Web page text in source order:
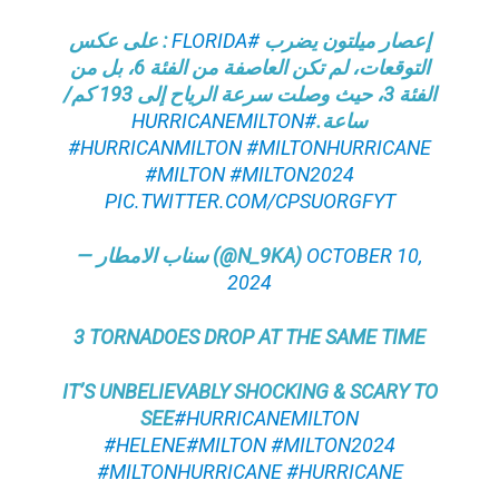
إعصار ميلتون يضرب#FLORIDA
: على عكس
التوقعات، لم تكن العاصفة من الفئة 6، بل من
الفئة 3، حيث وصلت سرعة الرياح إلى 193 كم/
ساعة.#HURRICANEMILTON
#HURRICANMILTON#MILTONHURRICANE
#MILTON#MILTON2024
PIC.TWITTER.COM/CPSUORGFYT
— سناب الامطار (@N_9KA) OCTOBER 10,
2024
3 TORNADOES DROP AT THE SAME TIME
IT’S UNBELIEVABLY SHOCKING & SCARY TO
SEE#HURRICANEMILTON
#HELENE#MILTON#MILTON2024
#MILTONHURRICANE #HURRICANE